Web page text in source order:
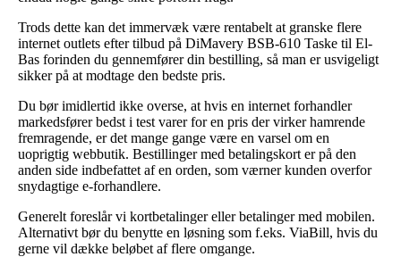
Trods dette kan det immervæk være rentabelt at granske flere
internet outlets efter tilbud på DiMavery BSB-610 Taske til El-
Bas forinden du gennemfører din bestilling, så man er usvigeligt
sikker på at modtage den bedste pris.
Du bør imidlertid ikke overse, at hvis en internet forhandler
markedsfører bedst i test varer for en pris der virker hamrende
fremragende, er det mange gange være en varsel om en
uoprigtig webbutik. Bestillinger med betalingskort er på den
anden side indbefattet af en orden, som værner kunden overfor
snydagtige e-forhandlere.
Generelt foreslår vi kortbetalinger eller betalinger med mobilen.
Alternativt bør du benytte en løsning som f.eks. ViaBill, hvis du
gerne vil dække beløbet af flere omgange.